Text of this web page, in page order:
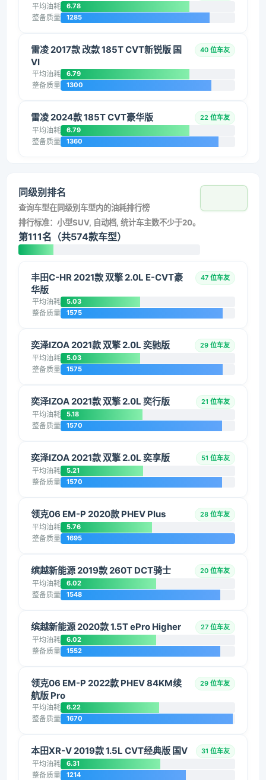
平均油耗 6.78
整备质量 1285
雷凌 2017款 改款 185T CVT新锐版 国
VI
40 位车友
平均油耗 6.79
整备质量 1300
雷凌 2024款 185T CVT豪华版 22 位车友
平均油耗 6.79
整备质量 1360
同级别排名
查询车型在同级别车型内的油耗排行榜
排行标准：小型SUV, 自动档, 统计车主数不少于20。
第111名（共574款车型）
丰田C-HR 2021款 双擎 2.0L E-CVT豪
华版
47 位车友
平均油耗 5.03
整备质量 1575
奕泽IZOA 2021款 双擎 2.0L 奕驰版 29 位车友
平均油耗 5.03
整备质量 1575
奕泽IZOA 2021款 双擎 2.0L 奕行版 21 位车友
平均油耗 5.18
整备质量 1570
奕泽IZOA 2021款 双擎 2.0L 奕享版 51 位车友
平均油耗 5.21
整备质量 1570
领克06 EM-P 2020款 PHEV Plus 28 位车友
平均油耗 5.76
整备质量 1695
缤越新能源 2019款 260T DCT骑士 20 位车友
平均油耗 6.02
整备质量 1548
缤越新能源 2020款 1.5T ePro Higher 27 位车友
平均油耗 6.02
整备质量 1552
领克06 EM-P 2022款 PHEV 84KM续
航版 Pro
29 位车友
平均油耗 6.22
整备质量 1670
本田XR-V 2019款 1.5L CVT经典版 国V 31 位车友
平均油耗 6.31
整备质量 1214